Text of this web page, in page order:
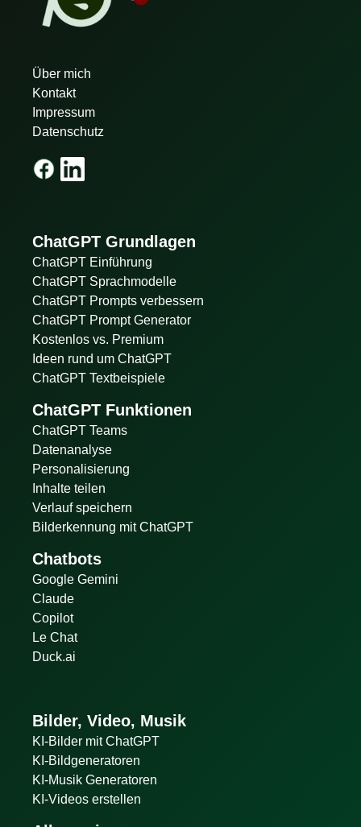
Über mich
Kontakt
Impressum
Datenschutz
ChatGPT Grundlagen
ChatGPT Einführung
ChatGPT Sprachmodelle
ChatGPT Prompts verbessern
ChatGPT Prompt Generator
Kostenlos vs. Premium
Ideen rund um ChatGPT
ChatGPT Textbeispiele
ChatGPT Funktionen
ChatGPT Teams
Datenanalyse
Personalisierung
Inhalte teilen
Verlauf speichern
Bilderkennung mit ChatGPT
Chatbots
Google Gemini
Claude
Copilot
Le Chat
Duck.ai
Bilder, Video, Musik
KI-Bilder mit ChatGPT
KI-Bildgeneratoren
KI-Musik Generatoren
KI-Videos erstellen